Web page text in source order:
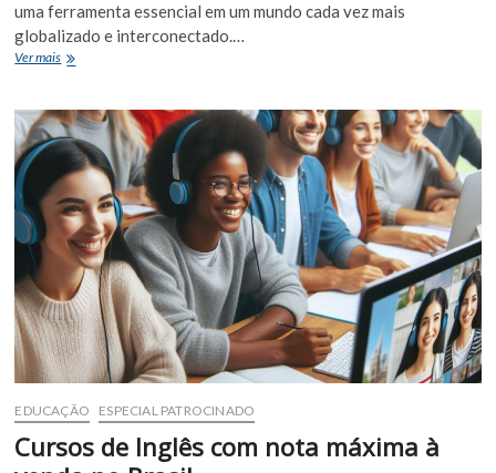
uma ferramenta essencial em um mundo cada vez mais
globalizado e interconectado.…
Ver mais3
Inglês
com
nota
máxima
à
venda
no
Brasil
EDUCAÇÃO ESPECIAL PATROCINADO
Cursos de Inglês com nota máxima à